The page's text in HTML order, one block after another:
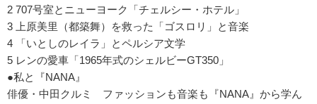
2 707号室とニューヨーク「チェルシー・ホテル」
3 上原美里（都築舞）を救った「ゴスロリ」と音楽
4 「いとしのレイラ」とペルシア文学
5 レンの愛車「1965年式のシェルビーGT350」
●私と『NANA』
俳優・中田クルミ ファッションも音楽も『NANA』から学ん